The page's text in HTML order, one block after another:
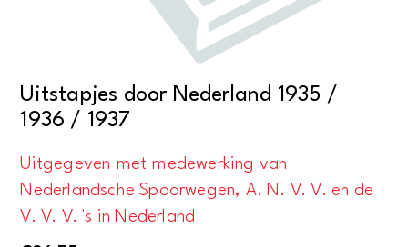
Uitstapjes door Nederland 1935 /
1936 / 1937
Uitgegeven met medewerking van
Nederlandsche Spoorwegen, A. N. V. V. en de
V. V. V. 's in Nederland